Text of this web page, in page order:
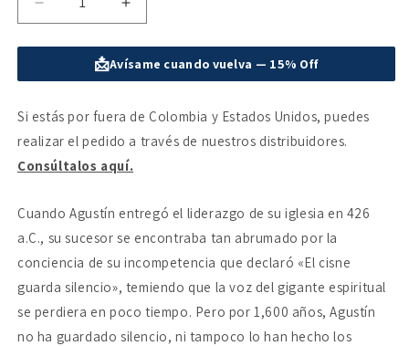
Reducir
cantidad
para
Contendiendo
por
nuestro
todo
Aumentar
cantidad
para
Contendiendo
por
todo
📩Avísame cuando vuelva — 15% Off
Si estás por fuera de Colombia y Estados Unidos, puedes
realizar el pedido a través de nuestros distribuidores.
Consúltalos aquí.
Cuando Agustín entregó el liderazgo de su iglesia en 426
a.C., su sucesor se encontraba tan abrumado por la
conciencia de su incompetencia que declaró «El cisne
guarda silencio», temiendo que la voz del gigante espiritual
se perdiera en poco tiempo. Pero por 1,600 años, Agustín
no ha guardado silencio, ni tampoco lo han hecho los